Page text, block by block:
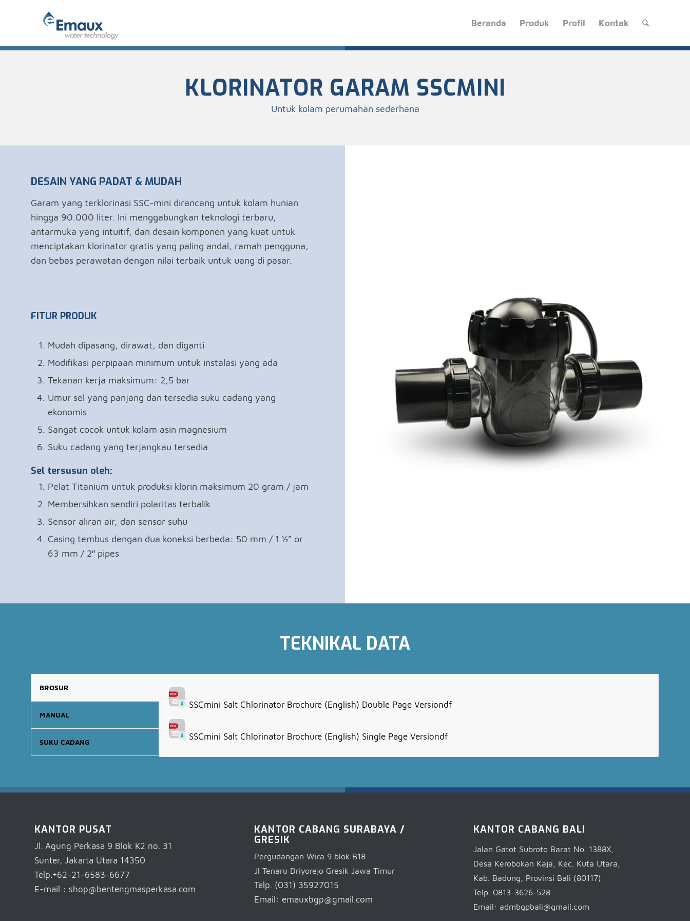
Beranda Produk Profil Kontak
KLORINATOR GARAM SSCMINI
Untuk kolam perumahan sederhana
DESAIN YANG PADAT & MUDAH
Garam yang terklorinasi SSC-mini dirancang untuk kolam hunian
hingga 90.000 liter. Ini menggabungkan teknologi terbaru,
antarmuka yang intuitif, dan desain komponen yang kuat untuk
menciptakan klorinator gratis yang paling andal, ramah pengguna,
dan bebas perawatan dengan nilai terbaik untuk uang di pasar.
FITUR PRODUK
Mudah dipasang, dirawat, dan diganti
Modifikasi perpipaan minimum untuk instalasi yang ada
Tekanan kerja maksimum: 2,5 bar
Umur sel yang panjang dan tersedia suku cadang yang
ekonomis
Sangat cocok untuk kolam asin magnesium
Suku cadang yang terjangkau tersedia
Sel tersusun oleh:
Pelat Titanium untuk produksi klorin maksimum 20 gram / jam
Membersihkan sendiri polaritas terbalik
Sensor aliran air, dan sensor suhu
Casing tembus dengan dua koneksi berbeda: 50 mm / 1 ½” or
63 mm / 2″ pipes
TEKNIKAL DATA
BROSUR
MANUAL
SUKU CADANG
SSCmini Salt Chlorinator Brochure (English) Double Page Versiondf
SSCmini Salt Chlorinator Brochure (English) Single Page Versiondf
KANTOR PUSAT
Jl. Agung Perkasa 9 Blok K2 no. 31
Sunter, Jakarta Utara 14350
Telp.+62-21-6583-6677
E-mail : shop@bentengmasperkasa.com
KANTOR CABANG SURABAYA /
GRESIK
Pergudangan Wira 9 blok B18
Jl Tenaru Driyorejo Gresik Jawa Timur
Telp. (031) 35927015
Email: emauxbgp@gmail.com
KANTOR CABANG BALI
Jalan Gatot Subroto Barat No. 1388X,
Desa Kerobokan Kaja, Kec. Kuta Utara,
Kab. Badung, Provinsi Bali (80117)
Telp. 0813-3626-528
Email: admbgpbali@gmail.com